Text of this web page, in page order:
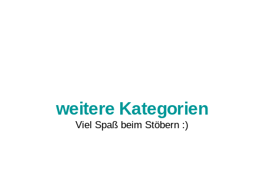
weitere Kategorien
Viel Spaß beim Stöbern :)